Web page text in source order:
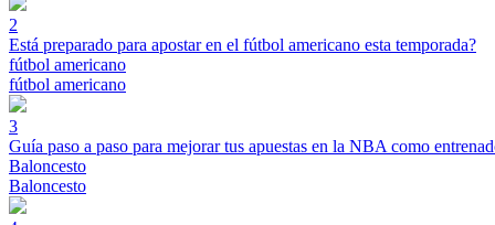
2
Está preparado para apostar en el fútbol americano esta temporada?
fútbol americano
fútbol americano
3
Guía paso a paso para mejorar tus apuestas en la NBA como
Baloncesto
Baloncesto